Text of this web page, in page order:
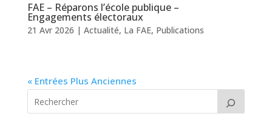
FAE – Réparons l’école publique –
Engagements électoraux
21 Avr 2026 | Actualité, La FAE, Publications
« Entrées Plus Anciennes